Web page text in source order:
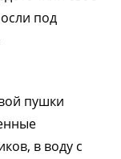
под
пушки
в воду с